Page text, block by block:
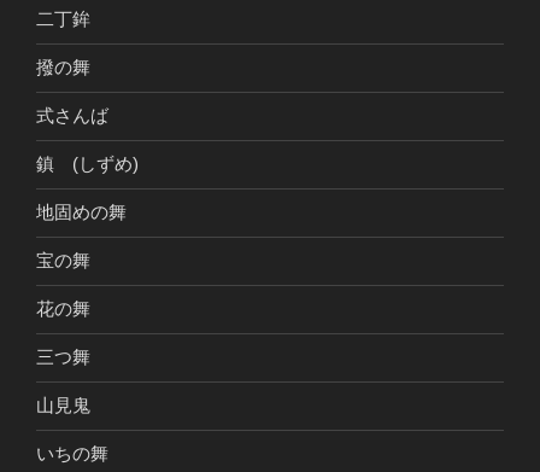
二丁鉾
撥の舞
式さんば
鎮 (しずめ)
地固めの舞
宝の舞
花の舞
三つ舞
山見鬼
いちの舞